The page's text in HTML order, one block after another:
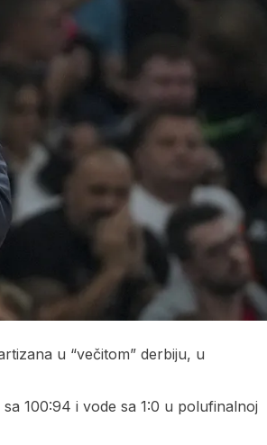
u “večitom” derbiju, u
100:94 i vode sa 1:0 u polufinalnoj